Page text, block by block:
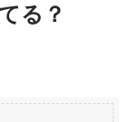
る？